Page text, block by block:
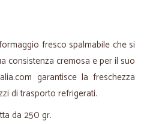
fresco spalmabile che si
consistenza cremosa e per il suo
garantisce la freschezza
di trasporto refrigerati.
da 250 gr.